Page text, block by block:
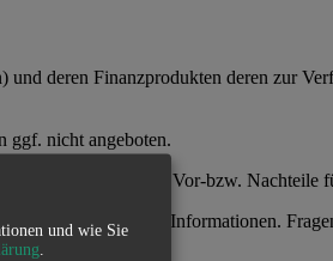
deren Finanzprodukten deren zur
ggf. nicht angeboten.
erkennbare Vor-bzw. Nachteile
vorvertraglichen Informationen.
und wie Sie